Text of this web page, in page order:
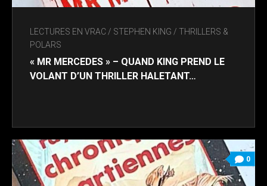
LECTURES EN VRAC / STEPHEN KING / THRILLERS &
POLARS
« MR MERCEDES » – QUAND KING PREND LE
VOLANT D’UN THRILLER HALETANT…
0